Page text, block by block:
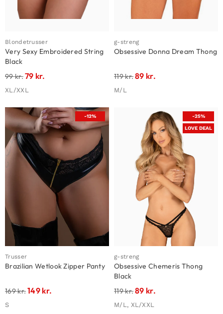
Blondetrusser
Very Sexy Embroidered String
Black
99kr.79 kr.
XL/XXL
g-streng
Obsessive Donna Dream Thong
119kr.89 kr.
M/L
-12%
Trusser
Brazilian Wetlook Zipper Panty
169kr.149 kr.
S
-25%
LOVE DEAL
g-streng
Obsessive Chemeris Thong
Black
119kr.89 kr.
M/L, XL/XXL